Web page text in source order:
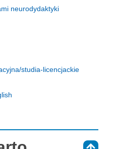
neurodydaktyki
studia-licencjackie